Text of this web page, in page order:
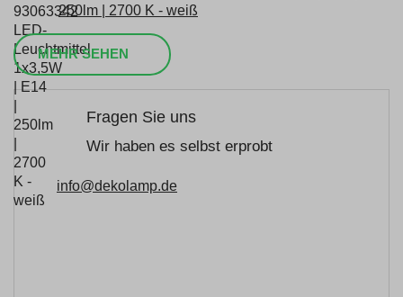
250lm | 2700 K - weiß
MEHR SEHEN
Fragen Sie uns
Wir haben es selbst erprobt
info@dekolamp.de